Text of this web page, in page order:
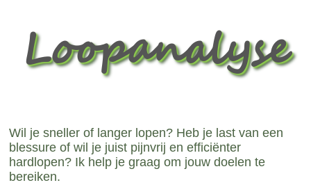
Loopanalyse
Wil je sneller of langer lopen? Heb je last van een
blessure of wil je juist pijnvrij en efficiënter
hardlopen? Ik help je graag om jouw doelen te
bereiken.